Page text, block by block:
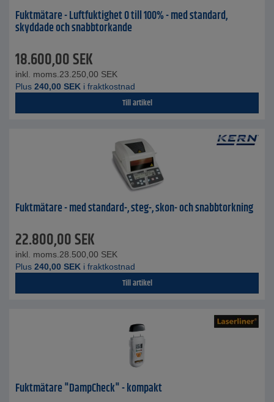
Fuktmätare - Luftfuktighet 0 till 100% - med standard,
skyddade och snabbtorkande
18.600,00SEK
inkl. moms. 23.250,00 SEK
Plus 240,00 SEK i fraktkostnad
Till artikel
Fuktmätare - med standard-, steg-, skon- och snabbtorkning
22.800,00SEK
inkl. moms. 28.500,00 SEK
Plus 240,00 SEK i fraktkostnad
Till artikel
Fuktmätare "DampCheck" - kompakt